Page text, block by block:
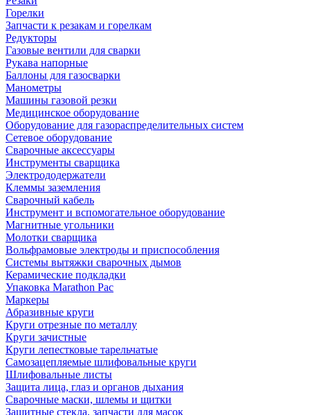
Горелки
Запчасти к резакам и горелкам
Редукторы
Газовые вентили для сварки
Рукава напорные
Баллоны для газосварки
Манометры
Машины газовой резки
Медицинское оборудование
Оборудование для газораспределительных систем
Сетевое оборудование
Сварочные аксессуары
Инструменты сварщика
Электрододержатели
Клеммы заземления
Сварочный кабель
Инструмент и вспомогательное оборудование
Магнитные угольники
Молотки сварщика
Вольфрамовые электроды и приспособления
Системы вытяжки сварочных дымов
Керамические подкладки
Упаковка Marathon Pac
Маркеры
Абразивные круги
Круги отрезные по металлу
Круги зачистные
Круги лепестковые тарельчатые
Самозацепляемые шлифовальные круги
Шлифовальные листы
Защита лица, глаз и органов дыхания
Сварочные маски, шлемы и щитки
Защитные стекла, запчасти для масок